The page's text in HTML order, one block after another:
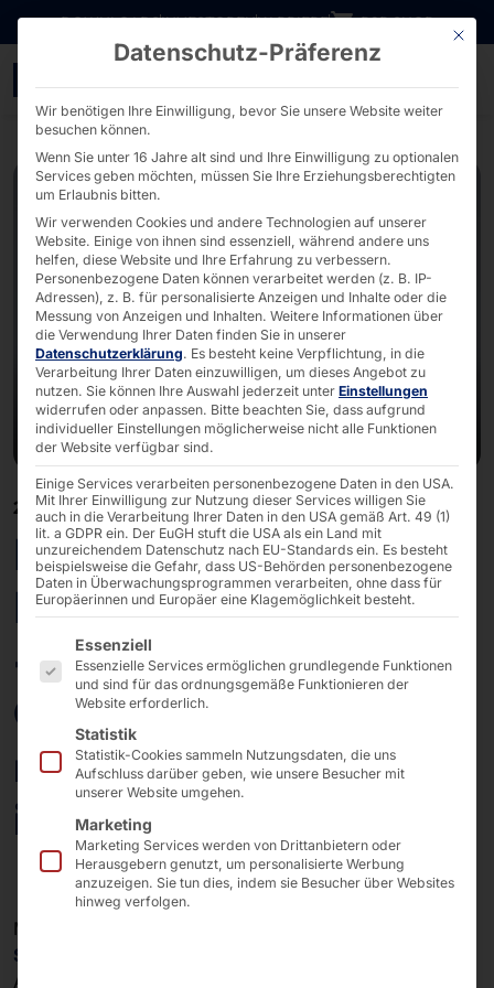
Direkt zum Inhalt wechseln
DOWNLOADSINVESTORENKARRIERE B2B SHOP
24/02/2026
EuroShop 2026:
POLYTOUCH® pSyCO
– Multimodularer Self-
Checkout für
maximale Flexibilität
im Handel
Mit dem
Self-Checkout-System
Anforderungen des Handels zugeschnitten ist.
Mit
Datenschutz-Präferenz
Wir benötigen Ihre Einwilligung, bevor Sie unsere Website weiter
besuchen können.
Wenn Sie unter 16 Jahre alt sind und Ihre Einwilligung zu optionalen
Services geben möchten, müssen Sie Ihre Erziehungsberechtigten
um Erlaubnis bitten.
Wir verwenden Cookies und andere Technologien auf unserer
Website. Einige von ihnen sind essenziell, während andere uns
helfen, diese Website und Ihre Erfahrung zu verbessern.
Personenbezogene Daten können verarbeitet werden (z. B. IP-
Adressen), z. B. für personalisierte Anzeigen und Inhalte oder die
Messung von Anzeigen und Inhalten. Weitere Informationen über
die Verwendung Ihrer Daten finden Sie in unserer
Datenschutzerklärung. Es besteht keine Verpflichtung, in die
Verarbeitung Ihrer Daten einzuwilligen, um dieses Angebot zu
nutzen. Sie können Ihre Auswahl jederzeit unter Einstellungen
widerrufen oder anpassen. Bitte beachten Sie, dass aufgrund
individueller Einstellungen möglicherweise nicht alle Funktionen
der Website verfügbar sind.
Einige Services verarbeiten personenbezogene Daten in den USA.
Mit Ihrer Einwilligung zur Nutzung dieser Services willigen Sie
auch in die Verarbeitung Ihrer Daten in den USA gemäß Art. 49 (1)
lit. a GDPR ein. Der EuGH stuft die USA als ein Land mit
unzureichendem Datenschutz nach EU-Standards ein. Es besteht
beispielsweise die Gefahr, dass US-Behörden personenbezogene
Daten in Überwachungsprogrammen verarbeiten, ohne dass für
Europäerinnen und Europäer eine Klagemöglichkeit besteht.
Es folgt eine Liste der Service-Gruppen, für die eine
Essenziell
Essenzielle Services ermöglichen grundlegende Funktionen
und sind für das ordnungsgemäße Funktionieren der
Website erforderlich.
Statistik
Statistik-Cookies sammeln Nutzungsdaten, die uns
Aufschluss darüber geben, wie unsere Besucher mit
unserer Website umgehen.
Marketing
Marketing Services werden von Drittanbietern oder
Herausgebern genutzt, um personalisierte Werbung
anzuzeigen. Sie tun dies, indem sie Besucher über Websites
hinweg verfolgen.